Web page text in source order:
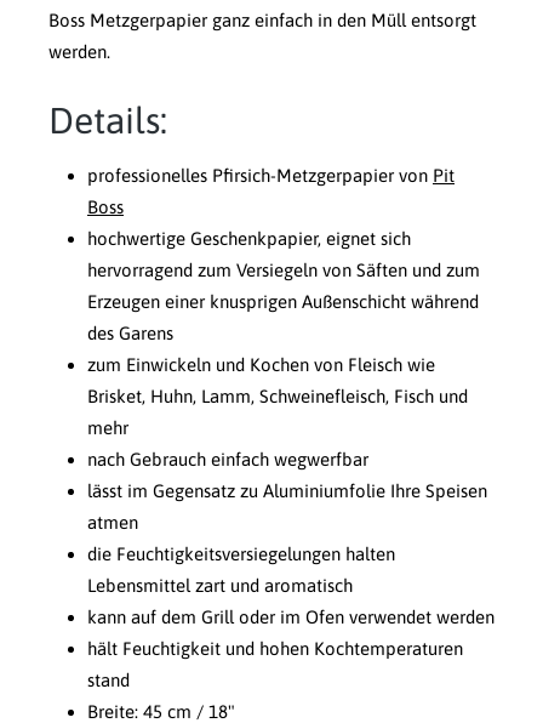
Boss Metzgerpapier ganz einfach in den Müll entsorgt
werden.
Details:
professionelles Pfirsich-Metzgerpapier von Pit
Boss
hochwertige Geschenkpapier, eignet sich
hervorragend zum Versiegeln von Säften und zum
Erzeugen einer knusprigen Außenschicht während
des Garens
zum Einwickeln und Kochen von Fleisch wie
Brisket, Huhn, Lamm, Schweinefleisch, Fisch und
mehr
nach Gebrauch einfach wegwerfbar
lässt im Gegensatz zu Aluminiumfolie Ihre Speisen
atmen
die Feuchtigkeitsversiegelungen halten
Lebensmittel zart und aromatisch
kann auf dem Grill oder im Ofen verwendet werden
hält Feuchtigkeit und hohen Kochtemperaturen
stand
Breite: 45 cm / 18"